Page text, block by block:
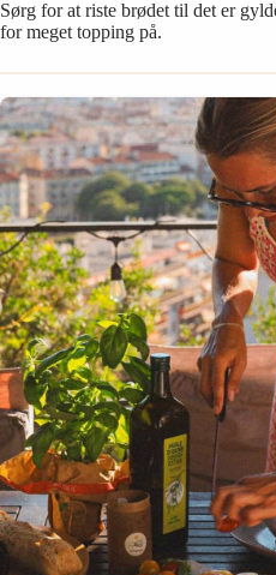
Sørg for at riste brødet til det er
for meget topping på.